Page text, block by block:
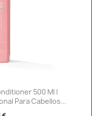
500 Ml |
Para Cabellos...